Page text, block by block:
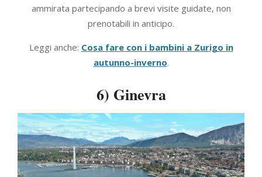
ammirata partecipando a brevi visite guidate, non
prenotabili in anticipo.
Leggi anche: Cosa fare con i bambini a Zurigo in
autunno-inverno.
6) Ginevra